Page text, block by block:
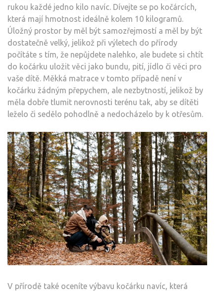
rukou každé jedno kilo navíc. Dívejte se po kočárcích,
která mají hmotnost ideálně kolem 10 kilogramů.
Úložný prostor by měl být samozřejmostí a měl by být
dostatečně velký, jelikož při výletech do přírody
počítáte s tím, že nepůjdete nalehko, ale budete si chtít
do kočárku uložit věci jako bundu, pití, jídlo či věci pro
vaše dítě. Měkká matrace v tomto případě není v
kočárku žádným přepychem, ale nezbytností, jelikož by
měla dobře tlumit nerovnosti terénu tak, aby se dítěti
leželo či sedělo pohodlně a nedocházelo by k otřesům.
V přírodě také oceníte výbavu kočárku navíc, která